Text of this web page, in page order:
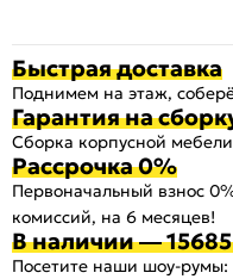
Быстрая доставка
Поднимем на этаж,
Гарантия на
Сборка корпусной
Рассрочка 0%
Первоначальный взнос
комиссий, на 6 месяцев!
В наличии —
Посетите наши шоу-румы: